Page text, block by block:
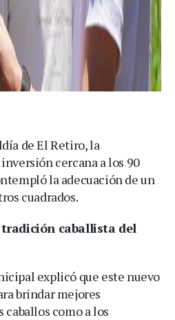
de El Retiro, la
cercana a los 90
la adecuación de un
cuadrados.
caballista del
explicó que este nuevo
brindar mejores
como a los